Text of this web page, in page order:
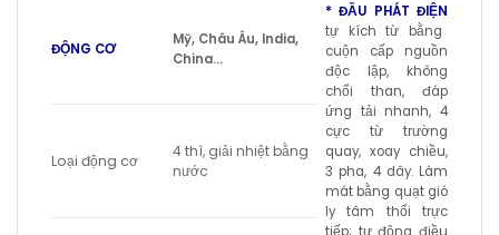
ĐỘNG CƠ
Mỹ, Châu Âu, India,
China…
* ĐẦU PHÁT ĐIỆN
tự kích từ bằng
cuộn cấp nguồn
độc lập, không
chổi than, đáp
ứng tải nhanh, 4
cực từ trường
quay, xoay chiều,
3 pha, 4 dây. Làm
mát bằng quạt gió
ly tâm thổi trực
tiếp; tự động điều
Loại động cơ
4 thì, giải nhiệt bằng
nước